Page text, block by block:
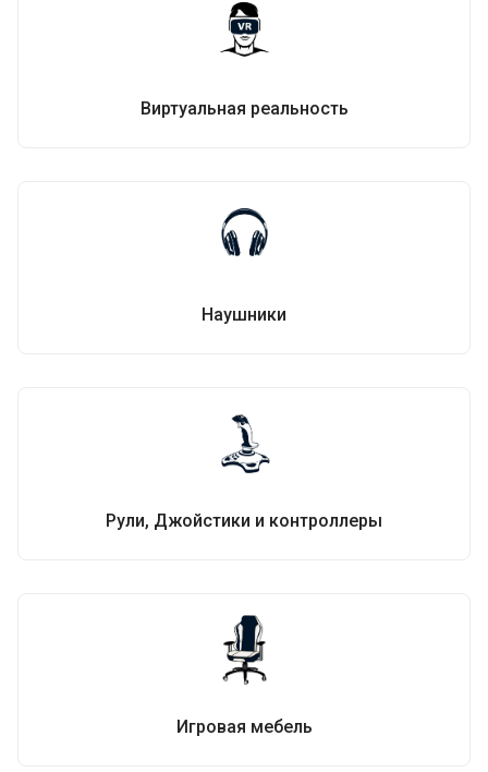
Виртуальная реальность
Наушники
Рули, Джойстики и контроллеры
Игровая мебель